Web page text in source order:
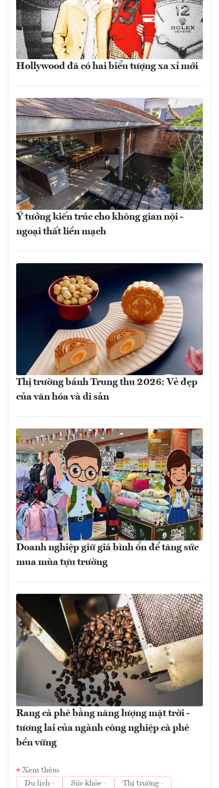
Hollywood đã có hai biểu tượng xa xỉ mới
Ý tưởng kiến trúc cho không gian nội -
ngoại thất liền mạch
Thị trường bánh Trung thu 2026: Vẻ đẹp
của văn hóa và di sản
Doanh nghiệp giữ giá bình ổn để tăng sức
mua mùa tựu trường
Rang cà phê bằng năng lượng mặt trời -
tương lai của ngành công nghiệp cà phê
bền vững
Xem thêm
Du lịch
Sức khỏe
Thị trường